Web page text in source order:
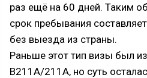
раз ещё на 60 дней. Таким
срок пребывания
без выезда из страны.
Раньше этот тип визы был
B211A/211A, но суть